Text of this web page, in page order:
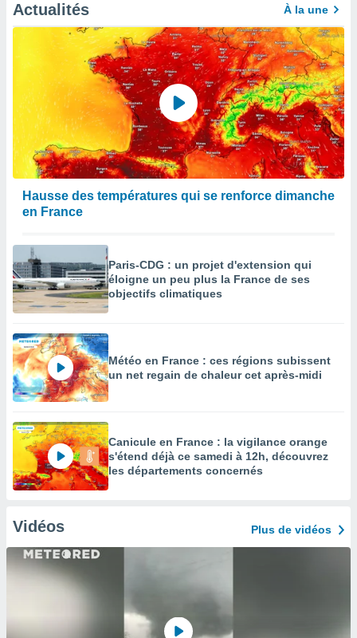
Actualités À la une
Hausse des températures qui se renforce dimanche
en France
Paris-CDG : un projet d'extension qui
éloigne un peu plus la France de ses
objectifs climatiques
Météo en France : ces régions subissent
un net regain de chaleur cet après-midi
Canicule en France : la vigilance orange
s'étend déjà ce samedi à 12h, découvrez
les départements concernés
Vidéos Plus de vidéos